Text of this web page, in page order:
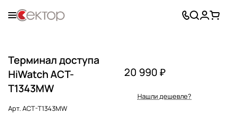
Терминал доступа
HiWatch ACT-
T1343MW
Арт.ACT-T1343MW
20 990 ₽
Нашли дешевле?